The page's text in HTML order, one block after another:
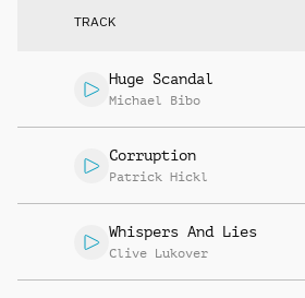
TRACK
Huge Scandal
Michael Bibo
Corruption
Patrick Hickl
Whispers And Lies
Clive Lukover